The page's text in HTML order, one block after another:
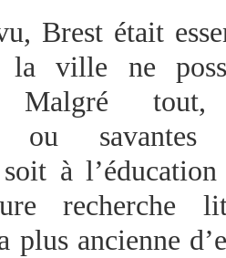
Brest était
ville ne
Malgré tout,
ou
soit à
recherche
plus ancienne